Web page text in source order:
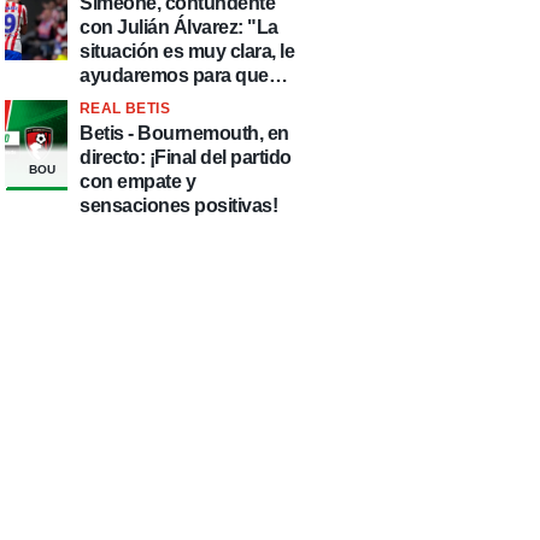
con Julián Álvarez: "La
situación es muy clara, le
ayudaremos para que
esté de la mejor manera
posible"
BOU
REAL BETIS
Betis - Bournemouth, en
directo: ¡Final del partido
con empate y
sensaciones positivas!